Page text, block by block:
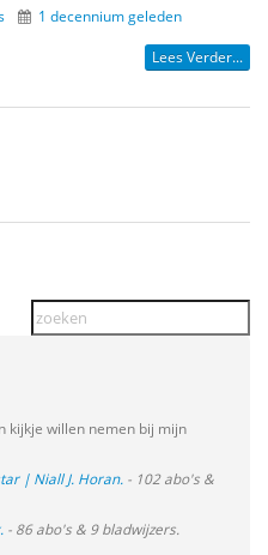
1 decennium geleden
Lees Verder...
kijkje willen nemen bij mijn
| Niall J. Horan. - 102 abo's &
- 86 abo's & 9 bladwijzers.